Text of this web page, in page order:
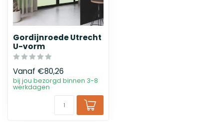
Gordijnroede Utrecht
U-vorm
Vanaf €80,26
bij jou bezorgd binnen 3-8
werkdagen